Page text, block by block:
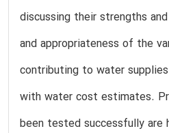
discussing their strengths
and appropriateness of the
contributing to water
with water cost estimates.
been tested successfully are